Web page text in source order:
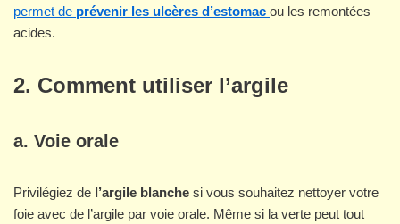
permet de prévenir les ulcères d’estomac ou les remontées
acides.
2. Comment utiliser l’argile
a. Voie orale
Privilégiez de l’argile blanche si vous souhaitez nettoyer votre
foie avec de l’argile par voie orale. Même si la verte peut tout